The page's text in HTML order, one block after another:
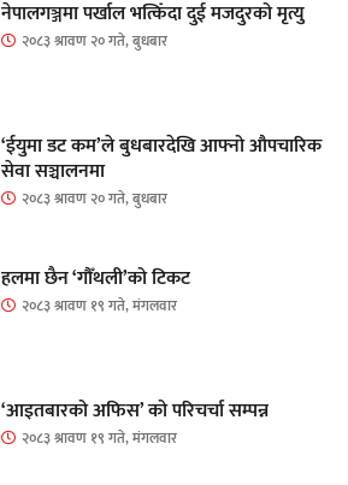
नेपालगञ्जमा पर्खाल भत्किँदा दुई मजदुरको मृत्यु
२०८३ श्रावण २० गते, बुधबार
‘ईयुमा डट कम’ले बुधबारदेखि आफ्नो औपचारिक
सेवा सञ्चालनमा
२०८३ श्रावण २० गते, बुधबार
हलमा छैन ‘गौँथली’को टिकट
२०८३ श्रावण १९ गते, मंगलवार
‘आइतबारको अफिस’ को परिचर्चा सम्पन्न
२०८३ श्रावण १९ गते, मंगलवार